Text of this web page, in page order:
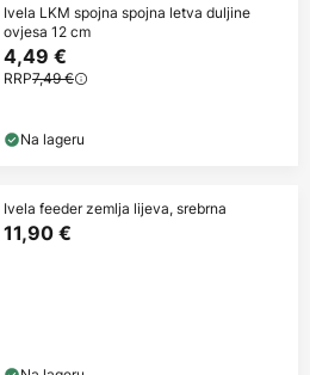
Ivela LKM spojna spojna letva duljine
ovjesa 12 cm
4,49 €
RRP7,49 €
Na lageru
Ivela feeder zemlja lijeva, srebrna
11,90 €